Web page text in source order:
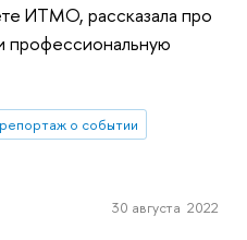
ИТМО, рассказала про
профессиональную
репортаж о событии
30 августа 2022